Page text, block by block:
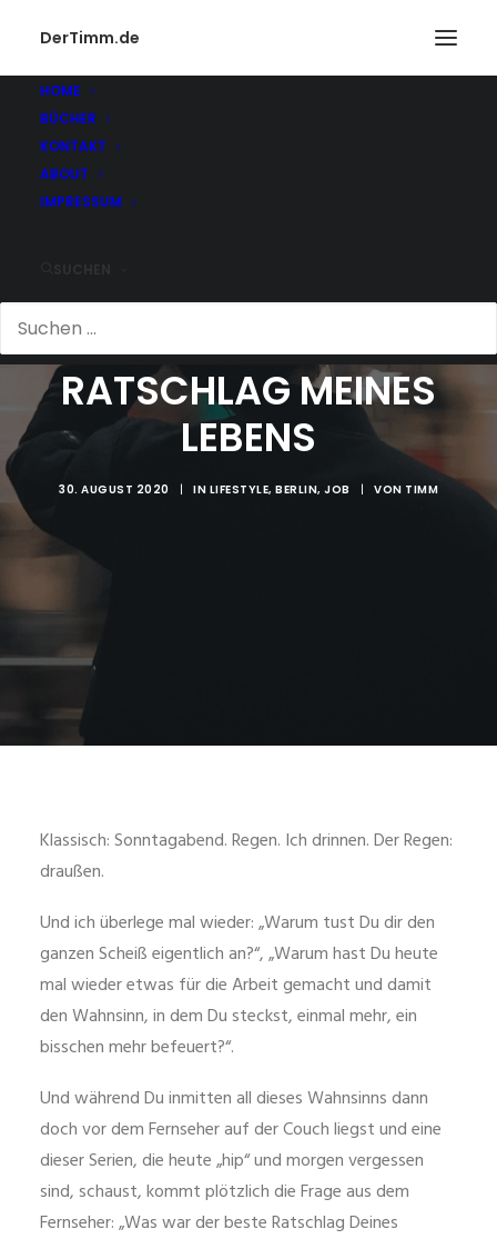
DerTimm.de
HOME
BÜCHER
KONTAKT
ABOUT
IMPRESSUM
DER BESTE
RATSCHLAG MEINES
LEBENS
30. AUGUST 2020 | IN LIFESTYLE, BERLIN, JOB | VON TIMM
Klassisch: Sonntagabend. Regen. Ich drinnen. Der Regen:
draußen.
Und ich überlege mal wieder: „Warum tust Du dir den
ganzen Scheiß eigentlich an?“, „Warum hast Du heute
mal wieder etwas für die Arbeit gemacht und damit
den Wahnsinn, in dem Du steckst, einmal mehr, ein
bisschen mehr befeuert?“.
Und während Du inmitten all dieses Wahnsinns dann
doch vor dem Fernseher auf der Couch liegst und eine
dieser Serien, die heute „hip“ und morgen vergessen
sind, schaust, kommt plötzlich die Frage aus dem
Fernseher: „Was war der beste Ratschlag Deines